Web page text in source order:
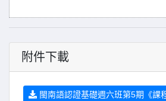
附件下載
閩南語認證基礎週六班第5期《課